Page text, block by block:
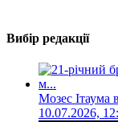
Вибір редакції
Мозес Ітаума
10.07.2026,